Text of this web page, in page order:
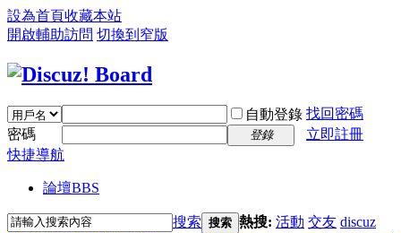
設為首頁收藏本站
開啟輔助訪問 切換到窄版
自動登錄 找回密碼
密碼
登錄
立即註冊
快捷導航
論壇BBS
搜索 搜索 熱搜: 活動 交友 discuz